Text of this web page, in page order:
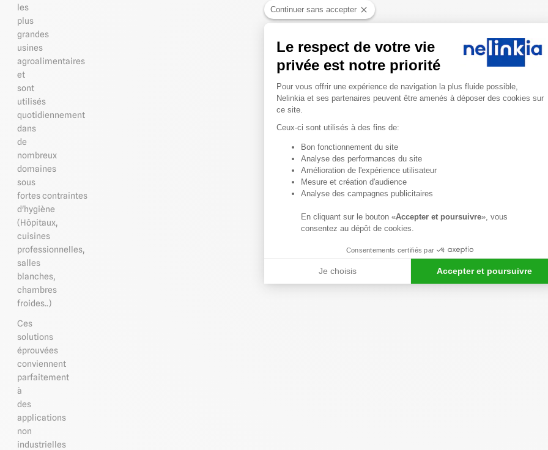
les
plus
grandes
usines
agroalimentaires
et
sont
utilisés
quotidiennement
dans
de
nombreux
domaines
sous
fortes contraintes
d'hygiène
(Hôpitaux,
cuisines
professionnelles,
salles
blanches,
chambres
froides..)
Ces
solutions
éprouvées
conviennent
parfaitement
à
des
applications
non
industrielles
Continuer sans accepter
Le respect de votre vie
privée est notre priorité
Plateforme de Gestion du
Pour vous offrir une expérience de navigation la plus fluide possible,
Nelinkia et ses partenaires peuvent être amenés à déposer des cookies sur
ce site.
Ceux-ci sont utilisés à des fins de:
Bon fonctionnement du site
Analyse des performances du site
Amélioration de l'expérience utilisateur
Mesure et création d'audience
Analyse des campagnes publicitaires
En cliquant sur le bouton «Accepter et poursuivre», vous
consentez au dépôt de cookies.
Consentements certifiés par
Je choisis Accepter et poursuivre
Axeptio consent